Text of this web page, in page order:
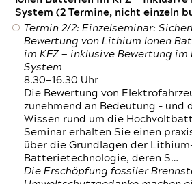
System (2 Termine, nicht einzeln
Termin 2/2: Einzelseminar:
Bewertung von Lithium Ionen
im KFZ — inklusive Bewertung im
System
8.30—16.30 Uhr
Die Bewertung von
zunehmend an Bedeutung – und
Wissen rund um die
Seminar erhalten Sie einen
über die Grundlagen der
Batterietechnologie, deren S…
Die Erschöpfung fossiler